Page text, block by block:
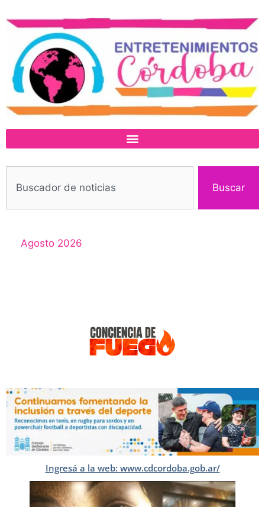
Buscar
Agosto 2026
Ingresá a la web: www.cdcordoba.gob.ar/